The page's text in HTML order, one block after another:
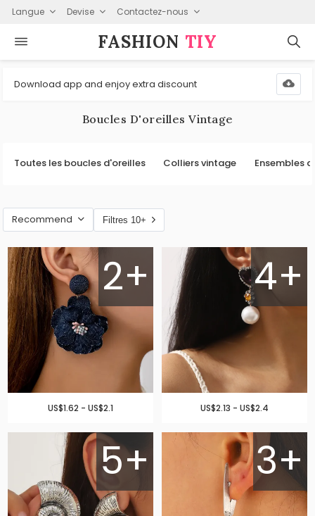
Langue Devise Contactez-nous
FASHION⁠ TIY
Download app and enjoy extra discount
Boucles D'oreilles Vintage
Toutes les boucles d'oreilles Colliers vintage Ensembles
Recommend Filtres 10+
2+
US$1.62 - US$2.1
4+
US$2.13 - US$2.4
5+ 3+